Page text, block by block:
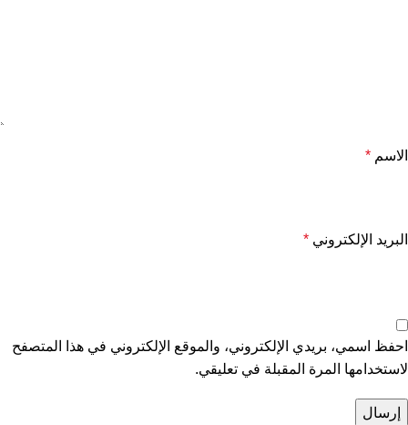
الاسم *
البريد الإلكتروني *
احفظ اسمي، بريدي الإلكتروني، والموقع الإلكتروني في هذا المتصفح
لاستخدامها المرة المقبلة في تعليقي.